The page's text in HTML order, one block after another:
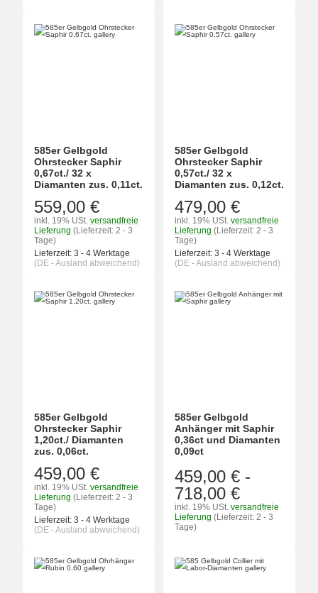
585er Gelbgold
Ohrstecker Saphir
0,67ct./ 32 x
Diamanten zus. 0,11ct.
559,00 €
inkl. 19% USt. versandfreie
Lieferung (Lieferzeit: 2 - 3
Tage)
Lieferzeit: 3 - 4 Werktage
(DE - Ausland abweichend)
585er Gelbgold
Ohrstecker Saphir
0,57ct./ 32 x
Diamanten zus. 0,12ct.
479,00 €
inkl. 19% USt. versandfreie
Lieferung (Lieferzeit: 2 - 3
Tage)
Lieferzeit: 3 - 4 Werktage
(DE - Ausland abweichend)
585er Gelbgold
Ohrstecker Saphir
1,20ct./ Diamanten
zus. 0,06ct.
459,00 €
inkl. 19% USt. versandfreie
Lieferung (Lieferzeit: 2 - 3
Tage)
Lieferzeit: 3 - 4 Werktage
(DE - Ausland abweichend)
585er Gelbgold
Anhänger mit Saphir
0,36ct und Diamanten
0,09ct
459,00 € -
718,00 €
inkl. 19% USt. versandfreie
Lieferung (Lieferzeit: 2 - 3
Tage)